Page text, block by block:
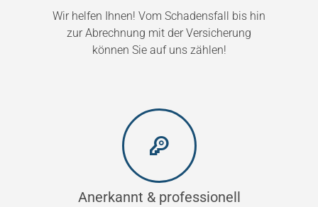
Wir helfen Ihnen! Vom Schadensfall bis hin
zur Abrechnung mit der Versicherung
können Sie auf uns zählen!
Anerkannt & professionell